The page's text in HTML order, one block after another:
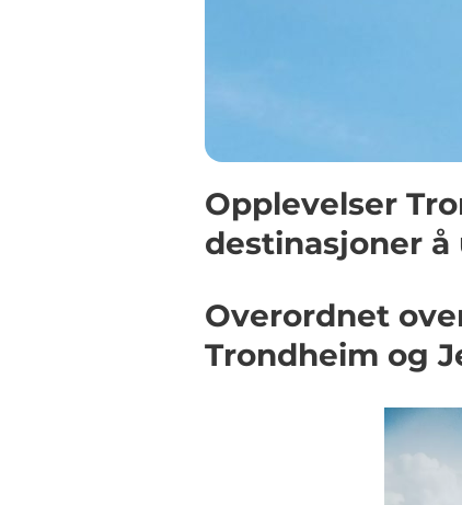
Opplevelser
destinasjoner å
Overordnet
Trondheim og